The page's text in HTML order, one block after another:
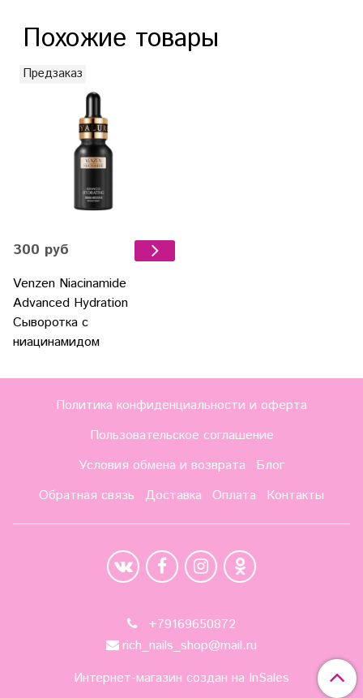
Похожие товары
Предзаказ
300 руб
Venzen Niacinamide
Advanced Hydration
Сыворотка с
ниацинамидом
Политика конфиденциальности и оферта
Пользовательское соглашение
Условия обмена и возврата
Блог
Обратная связь
Доставка Оплата Контакты
+79169650872
rich_nails_shop@mail.ru
Интернет-магазин создан на InSales